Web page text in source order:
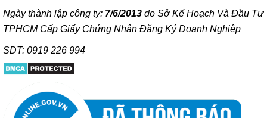
Ngày thành lập công ty: 7/6/2013 do Sở Kế Hoạch Và Đầu Tư
TPHCM Cấp Giấy Chứng Nhận Đăng Ký Doanh Nghiệp
SDT: 0919 226 994